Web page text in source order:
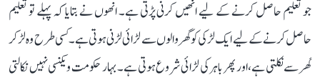
جو تعلیم حاصل کرنے کے لیے انھیں کرنی پڑتی ہے۔ انھوں نے بتایا کہ پہلے تو تعلیم
حاصل کرنے کے لیے ایک لڑکی کو گھر والوں سے لڑائی لڑنی ہوتی ہے۔ کسی طرح وہ لڑ کر
گھر سے نکلتی ہے، اور پھر باہر کی لڑائی شروع ہوتی ہے۔ بہار حکومت ویکنسی نہیں نکالتی